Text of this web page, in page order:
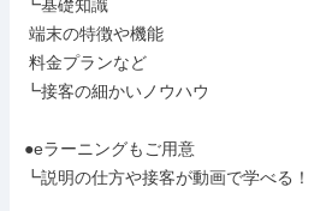
┗基礎知識
┗接客の細かいノウハウ
●eラーニングもご用意
┗説明の仕方や接客が動画で学べる！